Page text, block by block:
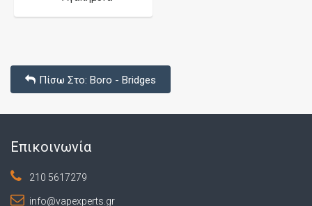
Πίσω Στο: Boro - Bridges
Επικοινωνία
210 5617279
info@vapexperts.gr